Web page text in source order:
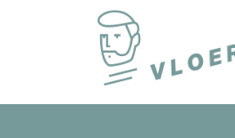
Parket en houten